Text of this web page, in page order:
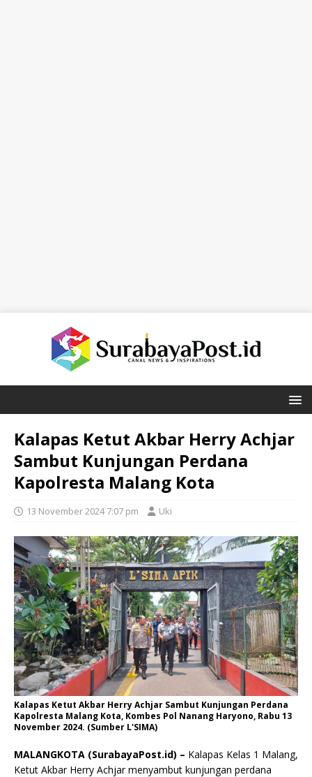
Kalapas Ketut Akbar Herry Achjar
Sambut Kunjungan Perdana
Kapolresta Malang Kota
13 November 2024 7:07 pm Uki
Kalapas Ketut Akbar Herry Achjar Sambut Kunjungan Perdana
Kapolresta Malang Kota, Kombes Pol Nanang Haryono, Rabu 13
November 2024. (Sumber L'SIMA)
MALANGKOTA (SurabayaPost.id) – Kalapas Kelas 1 Malang,
Ketut Akbar Herry Achjar menyambut kunjungan perdana